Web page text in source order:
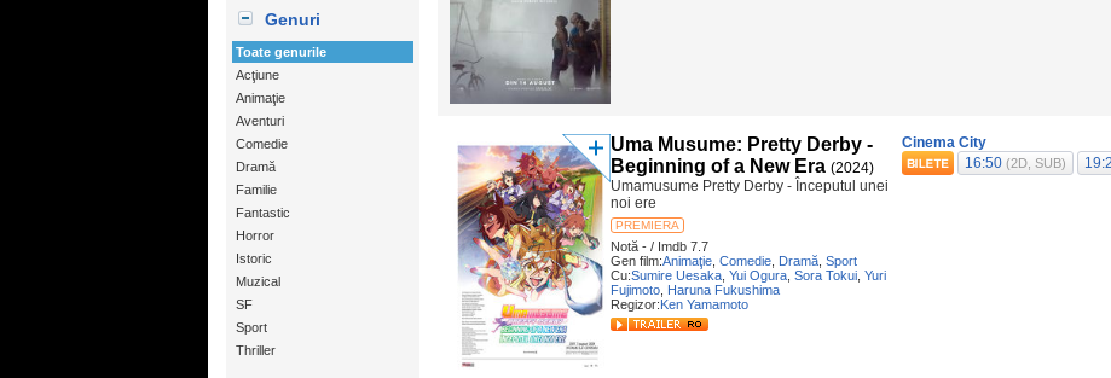
Uma Musume: Pretty Derby -
Beginning of a New Era (2024)
Umamusume Pretty Derby - Începutul unei
noi ere
PREMIERA
Notă - / Imdb 7.7
Gen film:Animaţie Comedie Dramă Sport
Cu:Sumire Uesaka Yui Ogura Sora Tokui Yuri
Fujimoto Haruna Fukushima
Regizor:Ken Yamamoto
Cinema City
16:50(2D, SUB)
Genuri
Toate genurile
Acţiune
Animaţie
Aventuri
Comedie
Dramă
Familie
Fantastic
Horror
Istoric
Muzical
SF
Sport
Thriller